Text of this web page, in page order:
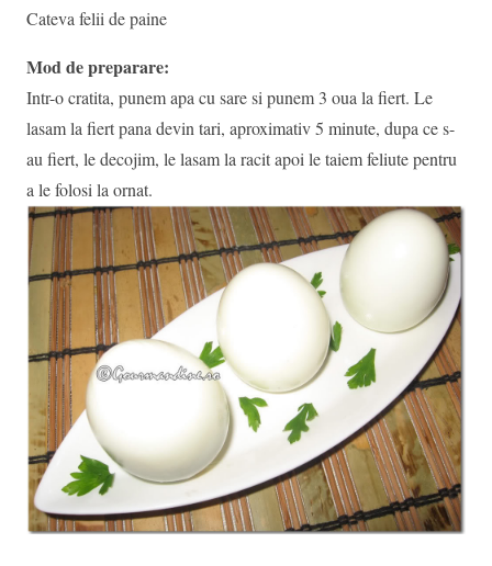
Cateva felii de paine
Mod de preparare:
Intr-o cratita, punem apa cu sare si punem 3 oua la fiert. Le
lasam la fiert pana devin tari, aproximativ 5 minute, dupa ce s-
au fiert, le decojim, le lasam la racit apoi le taiem feliute pentru
a le folosi la ornat.